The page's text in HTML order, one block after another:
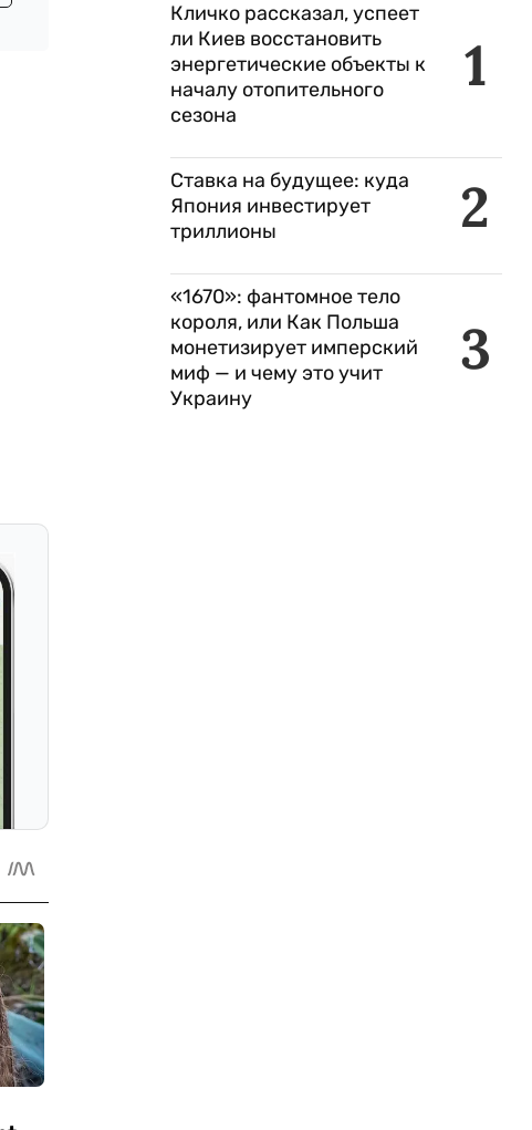
1
Кличко рассказал, успеет
ли Киев восстановить
энергетические объекты к
началу отопительного
сезона
2
Ставка на будущее: куда
Япония инвестирует
триллионы
3
«1670»: фантомное тело
короля, или Как Польша
монетизирует имперский
миф — и чему это учит
Украину